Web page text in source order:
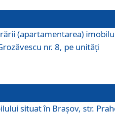
(apartamentarea)
nr. 8, pe unităţi
situat în Braşov, str.